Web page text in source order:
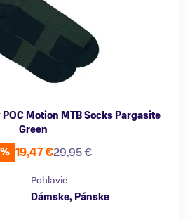
Motion MTB Socks Pargasite
Green
29,95 €
19,47 €
Pohlavie
Dámske, Pánske